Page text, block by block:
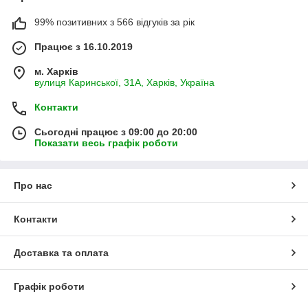
99% позитивних з 566 відгуків за рік
Працює з 16.10.2019
м. Харків
вулиця Каринської, 31А, Харків, Україна
Контакти
Сьогодні працює з 09:00 до 20:00
Показати весь графік роботи
Про нас
Контакти
Доставка та оплата
Графік роботи